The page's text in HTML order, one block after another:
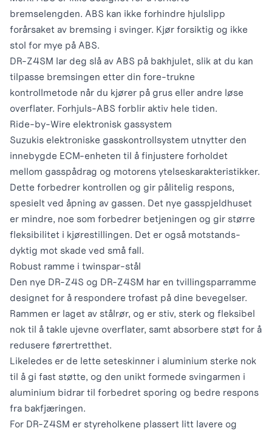
bremselengden. ABS kan ikke forhindre hjulslipp
forårsaket av bremsing i svinger. Kjør forsiktig og ikke
stol for mye på ABS.
DR-Z4SM lar deg slå av ABS på bakhjulet, slik at du kan
tilpasse bremsingen etter din fore-trukne
kontrollmetode når du kjører på grus eller andre løse
overflater. Forhjuls-ABS forblir aktiv hele tiden.
Ride-by-Wire elektronisk gassystem
Suzukis elektroniske gasskontrollsystem utnytter den
innebygde ECM-enheten til å finjustere forholdet
mellom gasspådrag og motorens ytelseskarakteristikker.
Dette forbedrer kontrollen og gir pålitelig respons,
spesielt ved åpning av gassen. Det nye gasspjeldhuset
er mindre, noe som forbedrer betjeningen og gir større
fleksibilitet i kjørestillingen. Det er også motstands-
dyktig mot skade ved små fall.
Robust ramme i twinspar-stål
Den nye DR-Z4S og DR-Z4SM har en tvillingsparramme
designet for å respondere trofast på dine bevegelser.
Rammen er laget av stålrør, og er stiv, sterk og fleksibel
nok til å takle ujevne overflater, samt absorbere støt for å
redusere førertretthet.
Likeledes er de lette seteskinner i aluminium sterke nok
til å gi fast støtte, og den unikt formede svingarmen i
aluminium bidrar til forbedret sporing og bedre respons
fra bakfjæringen.
For DR-Z4SM er styreholkene plassert litt lavere og